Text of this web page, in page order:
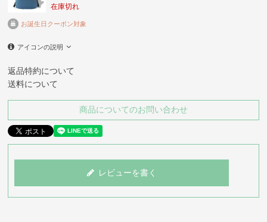
在庫切れ
お誕生日クーポン対象
アイコンの説明
返品特約について
送料について
商品についてのお問い合わせ
レビューを書く